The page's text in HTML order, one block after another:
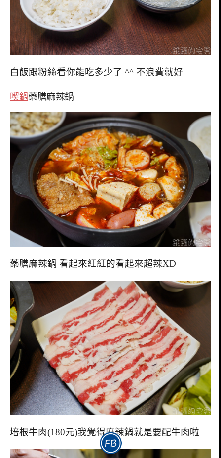
白飯跟粉絲看你能吃多少了 ^^ 不浪費就好
喫鍋藥膳麻辣鍋
藥膳麻辣鍋 看起來紅紅的看起來超辣XD
培根牛肉(180元)我覺得麻辣鍋就是要配牛肉啦